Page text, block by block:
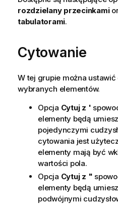
rozdzielany przecinkami
tabulatorami.
Cytowanie
W tej grupie można
wybranych elementów.
Opcja Cytuj z '
elementy będą
pojedynczymi
cytowania jest
elementy mają być
wartości pola.
Opcja Cytuj z "
elementy będą
podwójnymi